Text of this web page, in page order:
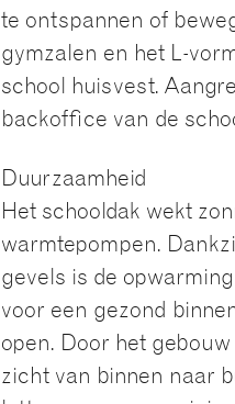
te ontspannen of
gymzalen en het L-
school huisvest.
backoffice van de
Duurzaamheid
Het schooldak wekt
warmtepompen.
gevels is de
voor een gezond
open. Door het
zicht van binnen naar